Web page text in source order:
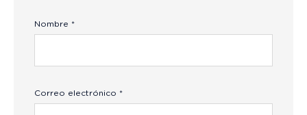
Nombre *
Correo electrónico *